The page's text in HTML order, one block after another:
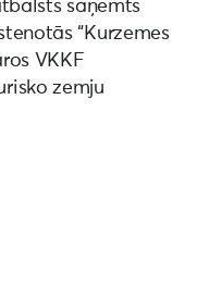
saņemts
“Kurzemes
VKKF
zemju